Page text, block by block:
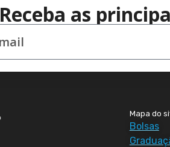
Receba as
Mapa do
Bolsas